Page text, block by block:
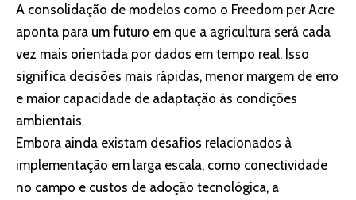
A consolidação de modelos como o Freedom per Acre
aponta para um futuro em que a agricultura será cada
vez mais orientada por dados em tempo real. Isso
significa decisões mais rápidas, menor margem de erro
e maior capacidade de adaptação às condições
ambientais.
Embora ainda existam desafios relacionados à
implementação em larga escala, como conectividade
no campo e custos de adoção tecnológica, a